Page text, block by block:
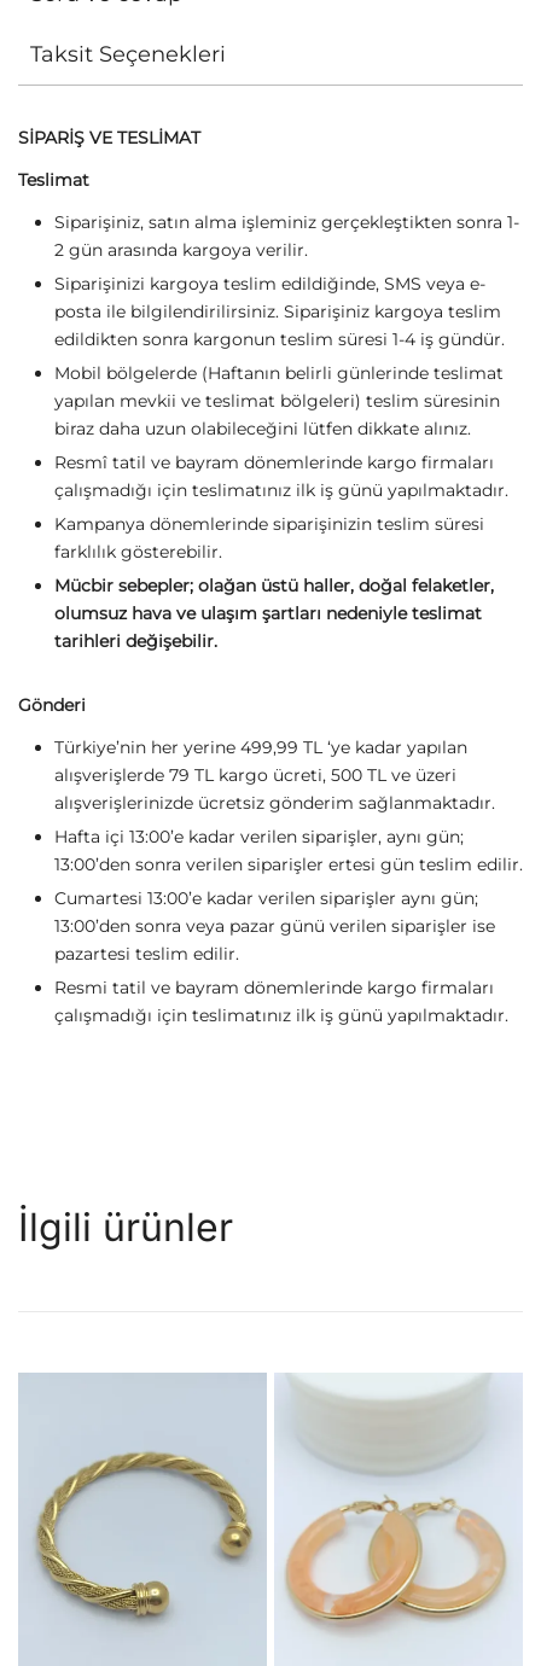
Taksit Seçenekleri
SİPARİŞ VE TESLİMAT
Teslimat
Siparişiniz, satın alma işleminiz gerçekleştikten sonra 1-
2 gün arasında kargoya verilir.
Siparişinizi kargoya teslim edildiğinde, SMS veya e-
posta ile bilgilendirilirsiniz. Siparişiniz kargoya teslim
edildikten sonra kargonun teslim süresi 1-4 iş gündür.
Mobil bölgelerde (Haftanın belirli günlerinde teslimat
yapılan mevkii ve teslimat bölgeleri) teslim süresinin
biraz daha uzun olabileceğini lütfen dikkate alınız.
Resmî tatil ve bayram dönemlerinde kargo firmaları
çalışmadığı için teslimatınız ilk iş günü yapılmaktadır.
Kampanya dönemlerinde siparişinizin teslim süresi
farklılık gösterebilir.
Mücbir sebepler; olağan üstü haller, doğal felaketler,
olumsuz hava ve ulaşım şartları nedeniyle teslimat
tarihleri değişebilir.
Gönderi
Türkiye’nin her yerine 499,99 TL ‘ye kadar yapılan
alışverişlerde 79 TL kargo ücreti, 500 TL ve üzeri
alışverişlerinizde ücretsiz gönderim sağlanmaktadır.
Hafta içi 13:00’e kadar verilen siparişler, aynı gün;
13:00’den sonra verilen siparişler ertesi gün teslim edilir.
Cumartesi 13:00’e kadar verilen siparişler aynı gün;
13:00’den sonra veya pazar günü verilen siparişler ise
pazartesi teslim edilir.
Resmi tatil ve bayram dönemlerinde kargo firmaları
çalışmadığı için teslimatınız ilk iş günü yapılmaktadır.
İlgili ürünler